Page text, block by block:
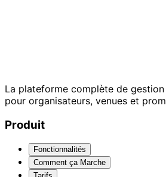
La plateforme complète de
pour organisateurs, venues et
Produit
Fonctionnalités
Comment ça Marche